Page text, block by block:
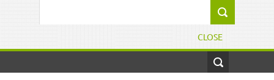
CLOSE